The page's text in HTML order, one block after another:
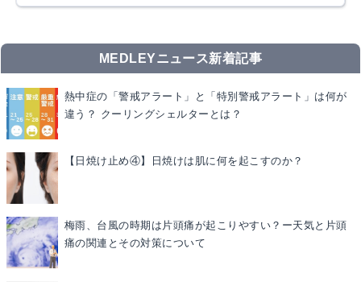
MEDLEYニュース新着記事
熱中症の「警戒アラート」と「特別警戒アラート」は何が
違う？ クーリングシェルターとは？
【日焼け止め④】日焼けは肌に何を起こすのか？
梅雨、台風の時期は片頭痛が起こりやすい？ー天気と片頭
痛の関連とその対策について